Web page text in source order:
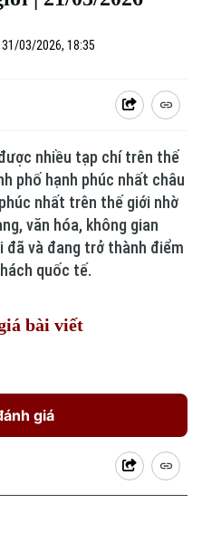
31/03/2026, 18:35
nhiều tạp chí trên thế
phố hạnh phúc nhất châu
nhất trên thế giới nhờ
văn hóa, không gian
đã và đang trở thành điểm
quốc tế.
bài viết
giá